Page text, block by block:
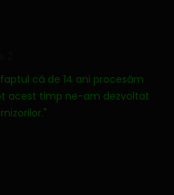
că de 14 ani procesăm
acest timp ne-am dezvoltat